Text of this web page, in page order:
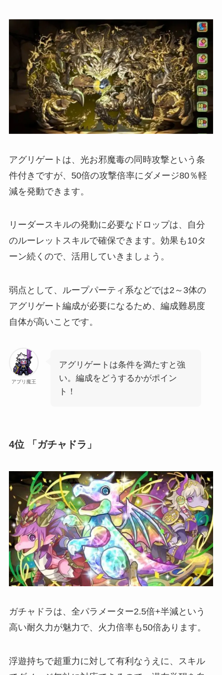
アグリゲートは、光お邪魔毒の同時攻撃という条
件付きですが、50倍の攻撃倍率にダメージ80％軽
減を発動できます。
リーダースキルの発動に必要なドロップは、自分
のルーレットスキルで確保できます。効果も10タ
ーン続くので、活用していきましょう。
弱点として、ループパーティ系などでは2～3体の
アグリゲート編成が必要になるため、編成難易度
自体が高いことです。
アプリ魔王
アグリゲートは条件を満たすと強
い。編成をどうするかがポイン
ト！
4位 「ガチャドラ」
ガチャドラは、全パラメーター2.5倍+半減という
高い耐久力が魅力で、火力倍率も50倍あります。
浮遊持ちで超重力に対して有利なうえに、スキル